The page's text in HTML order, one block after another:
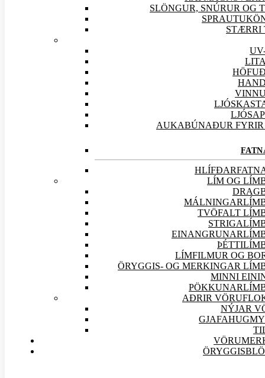
SLÖNGUR, SNÚRUR OG
AUKABÚNAÐUR FYRIR
LÍM OG
TVÖFALT
LÍMFILMUR OG
ÖRYGGIS- OG MERKINGAR
MINNI
AÐRIR VÖRU
NÝJAR